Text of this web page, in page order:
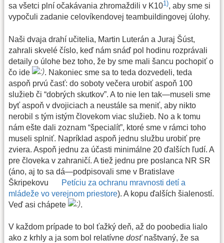
sa všetci plní očakávania zhromaždili v K101), aby sme si
vypočuli zadanie celovíkendovej teambuildingovej úlohy.
Naši dvaja drahí učitelia, Martin Luterán a Juraj Šúst,
zahrali skvelé číslo, keď nám snáď pol hodinu rozprávali
detaily o úlohe bez toho, že by sme mali šancu pochopiť o
čo ide
. Nakoniec sme sa to teda dozvedeli, teda
aspoň prvú časť: do soboty večera urobiť aspoň 100
služieb či “dobrých skutkov”. A to nie len tak—museli sme
byť aspoň v dvojiciach a neustále sa meniť, aby nikto
nerobil s tým istým človekom viac služieb. No a k tomu
nám ešte dali zoznam “špecialít”, ktoré sme v rámci toho
museli splniť. Napríklad aspoň jednu službu urobiť pre
zviera. Aspoň jednu za účasti minimálne 20 ďalších ľudí. A
pre človeka v zahraničí. A tiež jednu pre poslanca NR SR
(áno, aj to sa dá—podpisovali sme v Bratislave
Škripekovu
Petíciu za ochranu mravnosti detí a
mládeže vo verejnom priestore). A kopu ďalších šialeností.
Veď asi chápete
.
V každom prípade to bol ťažký deň, až do poobedia lialo
ako z krhly a ja som bol relatívne dosťnaštvaný, že sa